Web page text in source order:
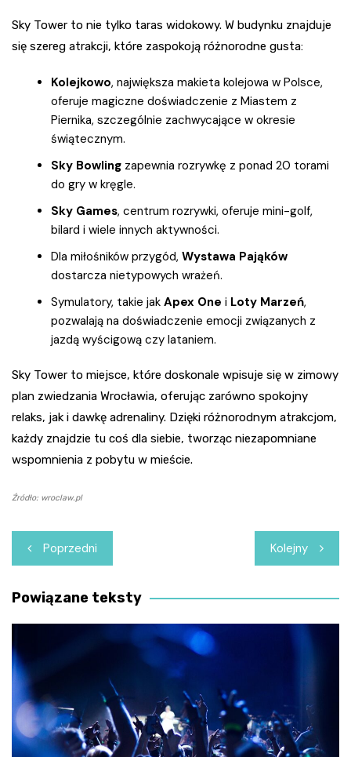
Sky Tower to nie tylko taras widokowy. W budynku znajduje
się szereg atrakcji, które zaspokoją różnorodne gusta:
Kolejkowo, największa makieta kolejowa w Polsce,
oferuje magiczne doświadczenie z Miastem z
Piernika, szczególnie zachwycające w okresie
świątecznym.
Sky Bowling zapewnia rozrywkę z ponad 20 torami
do gry w kręgle.
Sky Games, centrum rozrywki, oferuje mini-golf,
bilard i wiele innych aktywności.
Dla miłośników przygód, Wystawa Pająków
dostarcza nietypowych wrażeń.
Symulatory, takie jak Apex One i Loty Marzeń,
pozwalają na doświadczenie emocji związanych z
jazdą wyścigową czy lataniem.
Sky Tower to miejsce, które doskonale wpisuje się w zimowy
plan zwiedzania Wrocławia, oferując zarówno spokojny
relaks, jak i dawkę adrenaliny. Dzięki różnorodnym atrakcjom,
każdy znajdzie tu coś dla siebie, tworząc niezapomniane
wspomnienia z pobytu w mieście.
Źródło: wroclaw.pl
Nawigacja
wpisu
Poprzedni Kolejny
Powiązane teksty